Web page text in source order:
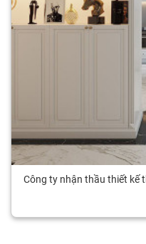
Công ty nhận thầu thiết kế